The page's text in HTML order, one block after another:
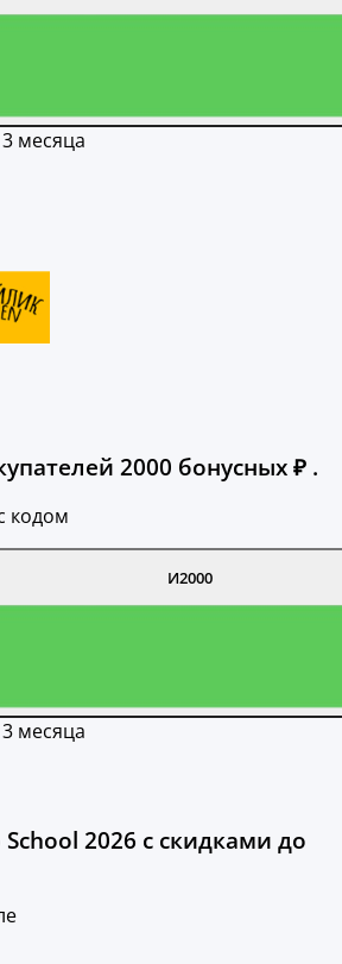
месяца
2000 бонусных ₽ .
кодом
И2000
месяца
2026 с скидками до